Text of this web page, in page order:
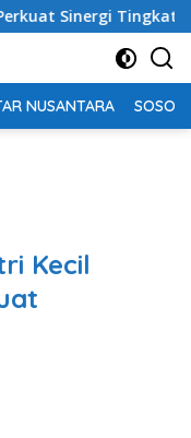
Pendapatan
NUSANTARA SOSOK
Kecil